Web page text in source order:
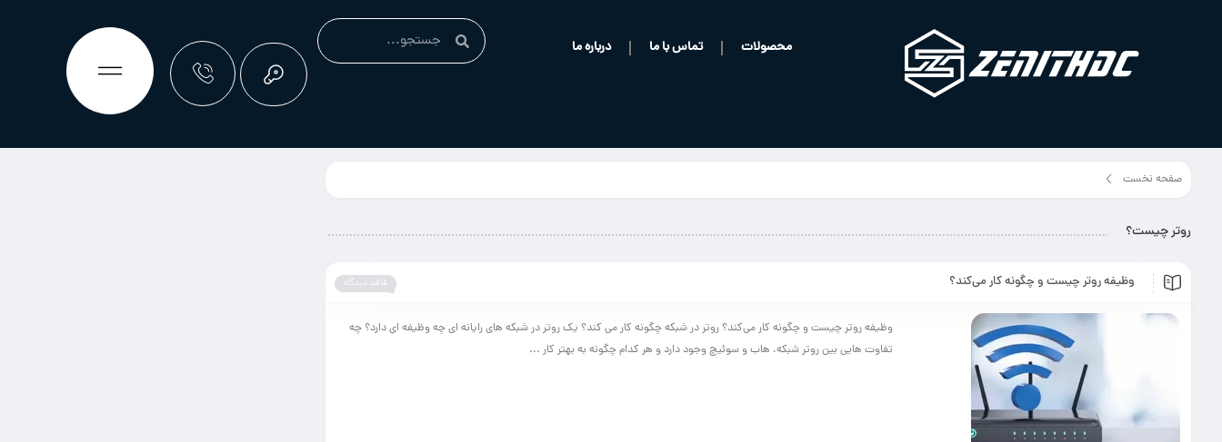
محصولات تماس با ما درباره ما
صفحه نخست
روتر چیست؟
فاقد دیدگاه وظیفه روتر چیست و چگونه کار می‌کند؟
وظیفه روتر چیست و چگونه کار می‌کند؟ روتر در شبکه چگونه کار می کند؟ یک روتر در شبکه های رایانه ای چه وظیفه ای دارد؟ چه
تفاوت هایی بین روتر شبکه، هاب و سوئیچ وجود دارد و هر کدام چگونه به بهتر کار ...